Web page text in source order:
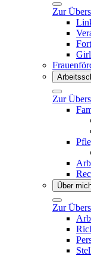
Zur
Zur
Über
Zur